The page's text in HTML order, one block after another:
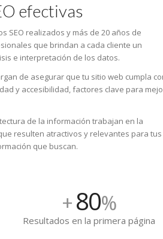
efectivas
SEO realizados y más de 20 años de
que brindan a cada cliente un
e interpretación de los datos.
de asegurar que tu sitio web cumpla
y accesibilidad, factores clave para
de la información trabajan en la
resulten atractivos y relevantes para tus
que buscan.
+80%
Resultados en la primera página